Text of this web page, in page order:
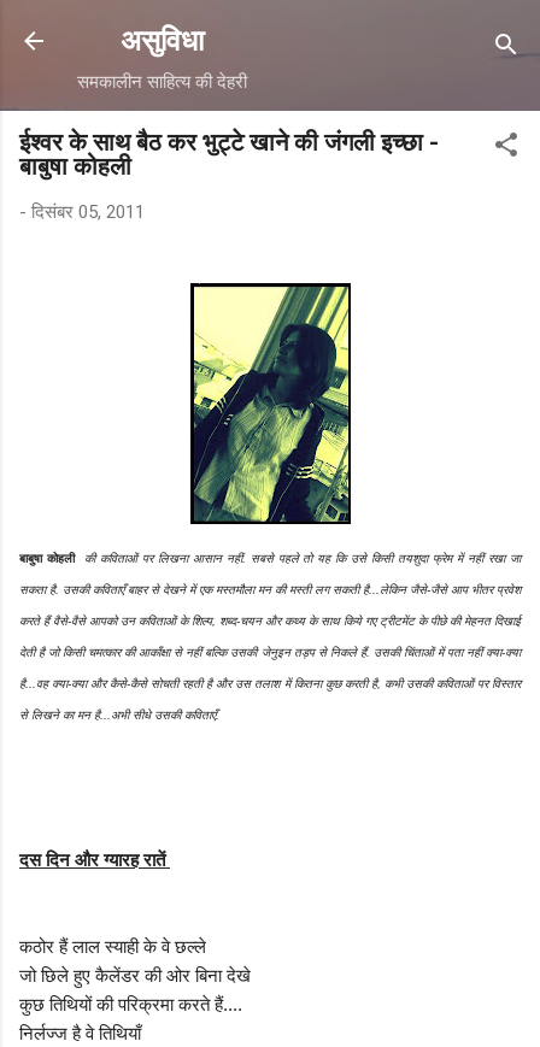
सीधे मुख्य सामग्री पर जाएं
असुविधा
समकालीन साहित्य की देहरी
ईश्वर के साथ बैठ कर भुट्टे खाने की जंगली इच्छा -
बाबुषा कोहली
- दिसंबर 05, 2011
बाबुषा कोहली की कविताओं पर लिखना आसान नहीं. सबसे पहले तो यह कि उसे किसी तयशुदा फ्रेम में नहीं रखा जा
सकता है. उसकी कविताएँ बाहर से देखने में एक मस्तमौला मन की मस्ती लग सकती है...लेकिन जैसे-जैसे आप भीतर प्रवेश
करते हैं वैसे-वैसे आपको उन कविताओं के शिल्प, शब्द-चयन और कथ्य के साथ किये गए ट्रीटमेंट के पीछे की मेहनत दिखाई
देती है जो किसी चमत्कार की आकाँक्षा से नहीं बल्कि उसकी जेनुइन तड़प से निकले हैं. उसकी चिंताओं में पता नहीं क्या-क्या
है...वह क्या-क्या और कैसे-कैसे सोचती रहती है और उस तलाश में कितना कुछ करती है, कभी उसकी कविताओं पर विस्तार
से लिखने का मन है...अभी सीधे उसकी कविताएँ.
दस दिन और ग्यारह रातें
कठोर हैं लाल स्याही के वे छल्ले
जो छिले हुए कैलेंडर की ओर बिना देखे
कुछ तिथियों की परिक्रमा करते हैं....
निर्लज्ज है वे तिथियाँ